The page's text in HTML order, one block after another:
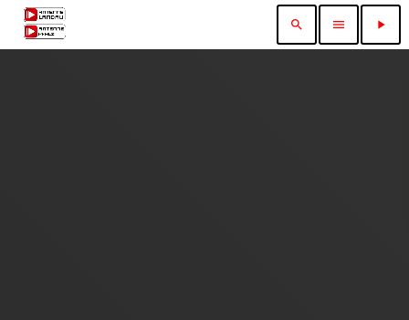
search menu play_arrow